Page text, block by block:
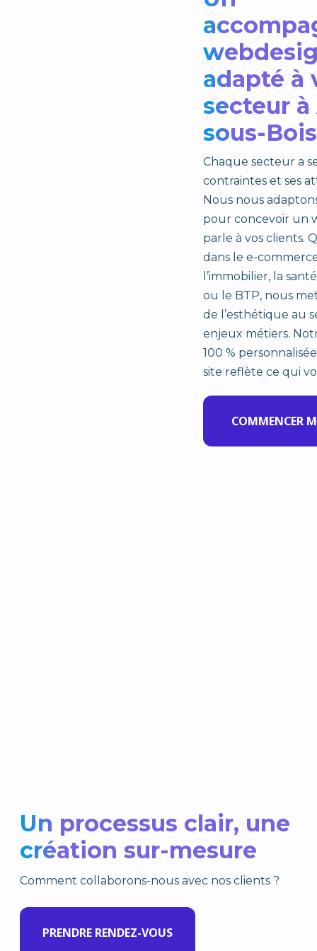
adapté à
secteur
sous-Bois
Chaque secteur a
contraintes et ses
Nous nous
pour concevoir un
parle à vos clients.
dans le e-
l’immobilier, la
ou le BTP, nous
de l’esthétique au
enjeux métiers.
100 %
site reflète ce qui
COMMENCER
Un processus clair, une
création sur-mesure
Comment collaborons-nous avec nos clients ?
PRENDRE RENDEZ-VOUS